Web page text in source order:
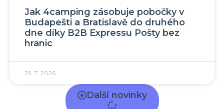
Jak 4camping zásobuje pobočky v
Budapešti a Bratislavě do druhého
dne díky B2B Expressu Pošty bez
hranic
29. 7. 2026
Další novinky